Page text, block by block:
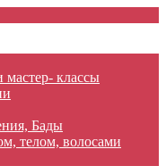
классы
Бады
телом, волосами